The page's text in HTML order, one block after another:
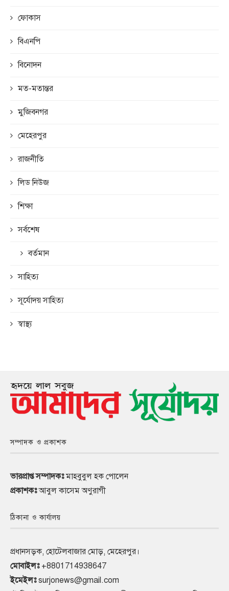
ফোকাস
বিএনপি
বিনোদন
মত-মতান্তর
মুজিবনগর
মেহেরপুর
রাজনীতি
লিড নিউজ
শিক্ষা
সর্বশেষ
বর্তমান
সাহিত্য
সূর্যোদয় সাহিত্য
স্বাস্থ্য
সম্পাদক ও প্রকাশক
ভারপ্রাপ্ত সম্পাদকঃমাহবুবুল হক পোলেন
প্রকাশকঃআবুল কাসেম অণুরাগী
ঠিকানা ও কার্যালয়
প্রধানসড়ক, হোটেলবাজার মোড়, মেহেরপুর।
মোবাইলঃ +8801714938647
ইমেইলঃ surjonews@gmail.com